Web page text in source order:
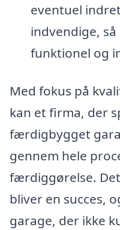
eventuel
indvendige,
funktionel og
Med fokus på
kan et firma, der
færdigbygget
gennem hele
færdiggørelse.
bliver en succes,
garage, der ikke